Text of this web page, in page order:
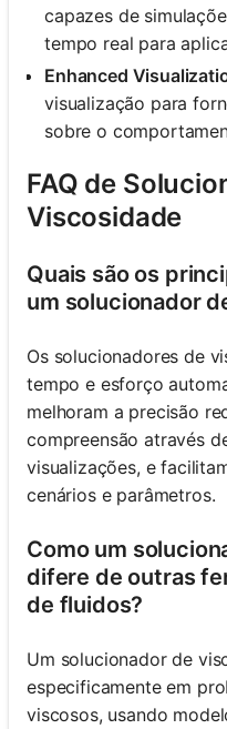
capazes de
tempo real para
Enhanced
visualização para
sobre o
FAQ de
Viscosidade
Quais são os
um solucionador
Os solucionadores de
tempo e esforço
melhoram a precisão
compreensão através
visualizações, e
cenários e parâmetros.
Como um
difere de outras
de fluidos?
Um solucionador de
especificamente em
viscosos, usando